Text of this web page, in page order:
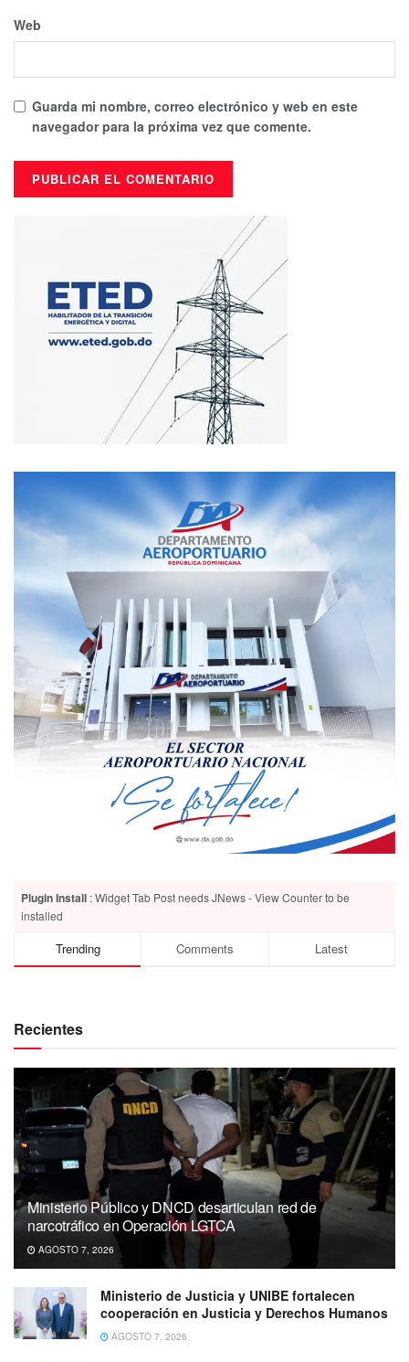
Web
Guarda mi nombre, correo electrónico y web en este
navegador para la próxima vez que comente.
Plugin Install : Widget Tab Post needs JNews - View Counter to be
installed
Trending Comments Latest
Recientes
Ministerio Público y DNCD desarticulan red de
narcotráfico en Operación LGTCA
AGOSTO 7, 2026
Ministerio de Justicia y UNIBE fortalecen
cooperación en Justicia y Derechos Humanos
AGOSTO 7, 2026